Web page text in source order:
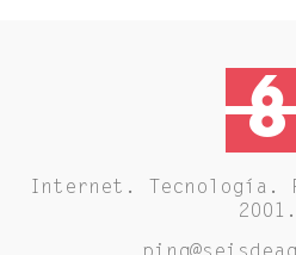
Internet. Tecnología.
2001.